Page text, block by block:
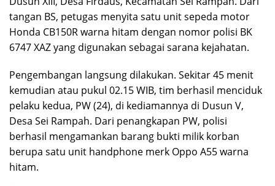
tangan BS, petugas menyita satu unit sepeda motor
Honda CB150R warna hitam dengan nomor polisi BK
6747 XAZ yang digunakan sebagai sarana kejahatan.
Pengembangan langsung dilakukan. Sekitar 45 menit
kemudian atau pukul 02.15 WIB, tim berhasil menciduk
pelaku kedua, PW (24), di kediamannya di Dusun V,
Desa Sei Rampah. Dari penangkapan PW, polisi
berhasil mengamankan barang bukti milik korban
berupa satu unit handphone merk Oppo A55 warna
hitam.